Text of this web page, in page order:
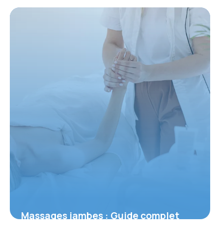
2026
Massages jambes : Guide complet